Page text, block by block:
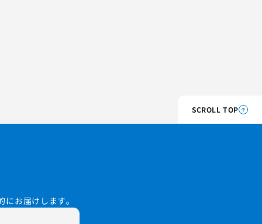
SCROLL TOP
お届けします。